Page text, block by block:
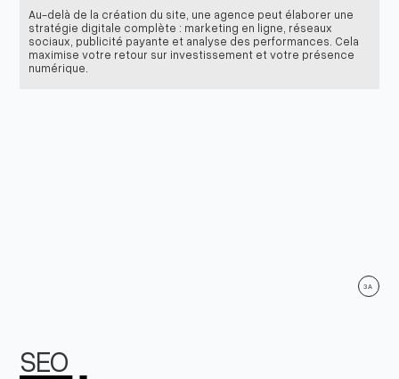
Au-delà de la création du site, une agence peut élaborer une
stratégie digitale complète : marketing en ligne, réseaux
sociaux, publicité payante et analyse des performances. Cela
maximise votre retour sur investissement et votre présence
numérique.
3A
SEO